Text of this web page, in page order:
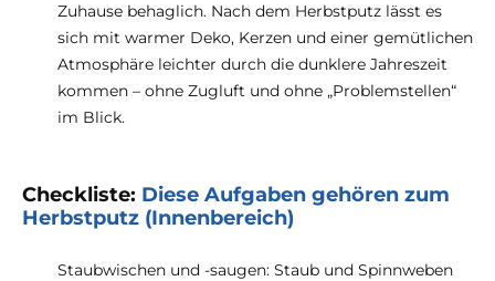
Zuhause behaglich. Nach dem Herbstputz lässt es
sich mit warmer Deko, Kerzen und einer gemütlichen
Atmosphäre leichter durch die dunklere Jahreszeit
kommen – ohne Zugluft und ohne „Problemstellen“
im Blick.
Checkliste: Diese Aufgaben gehören zum
Herbstputz (Innenbereich)
Staubwischen und -saugen: Staub und Spinnweben